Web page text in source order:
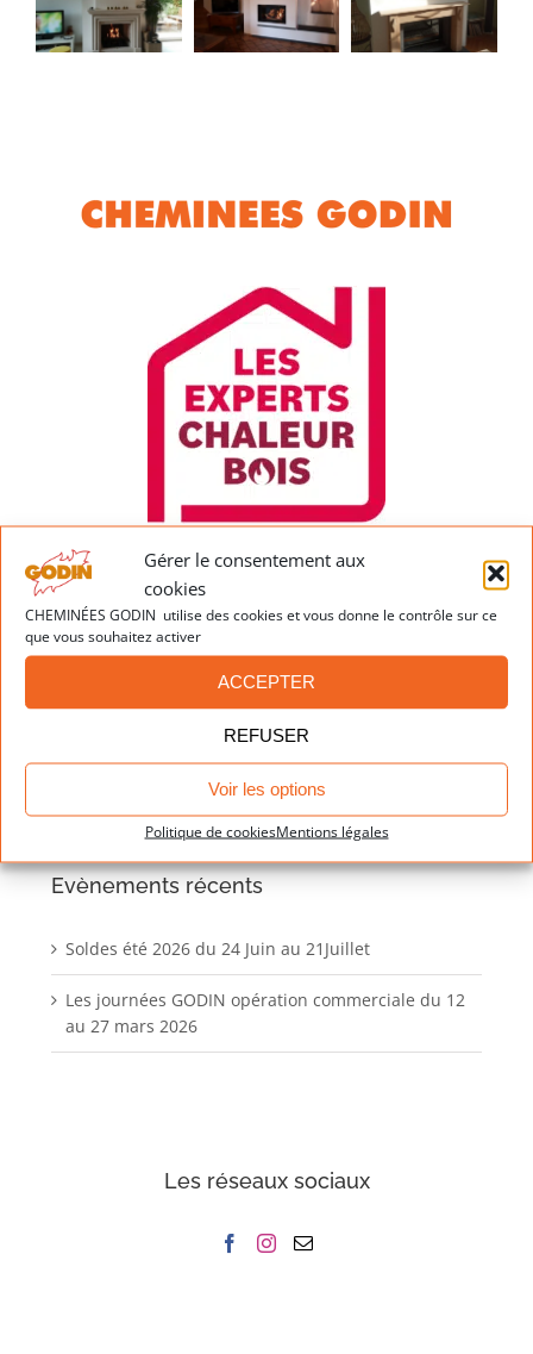
Gérer le consentement aux
cookies
CHEMINÉES GODIN utilise des cookies et vous donne le contrôle sur ce
que vous souhaitez activer
ACCEPTER
REFUSER
Voir les options
Politique de cookiesMentions légales
Mons
850
sur
Dernières réalisations
Evènements récents
Soldes été 2026 du 24 Juin au 21Juillet
Les journées GODIN opération commerciale du 12
au 27 mars 2026
Les réseaux sociaux